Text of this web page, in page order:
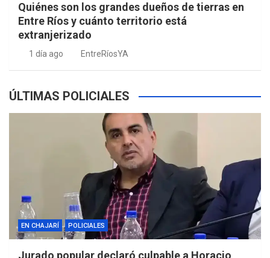
Quiénes son los grandes dueños de tierras en
Entre Ríos y cuánto territorio está
extranjerizado
1 día ago EntreRíosYA
ÚLTIMAS POLICIALES
EN CHAJARÍ POLICIALES
Jurado popular declaró culpable a Horacio